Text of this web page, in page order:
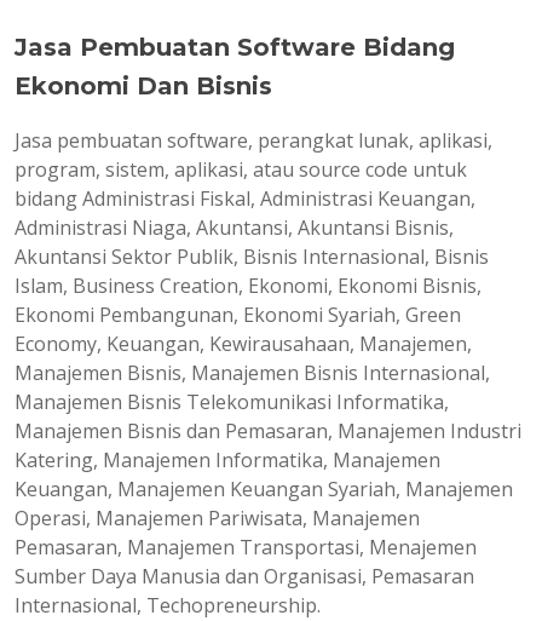
Jasa Pembuatan Software Bidang
Ekonomi Dan Bisnis
Jasa pembuatan software, perangkat lunak, aplikasi,
program, sistem, aplikasi, atau source code untuk
bidang Administrasi Fiskal, Administrasi Keuangan,
Administrasi Niaga, Akuntansi, Akuntansi Bisnis,
Akuntansi Sektor Publik, Bisnis Internasional, Bisnis
Islam, Business Creation, Ekonomi, Ekonomi Bisnis,
Ekonomi Pembangunan, Ekonomi Syariah, Green
Economy, Keuangan, Kewirausahaan, Manajemen,
Manajemen Bisnis, Manajemen Bisnis Internasional,
Manajemen Bisnis Telekomunikasi Informatika,
Manajemen Bisnis dan Pemasaran, Manajemen Industri
Katering, Manajemen Informatika, Manajemen
Keuangan, Manajemen Keuangan Syariah, Manajemen
Operasi, Manajemen Pariwisata, Manajemen
Pemasaran, Manajemen Transportasi, Menajemen
Sumber Daya Manusia dan Organisasi, Pemasaran
Internasional, Techopreneurship.